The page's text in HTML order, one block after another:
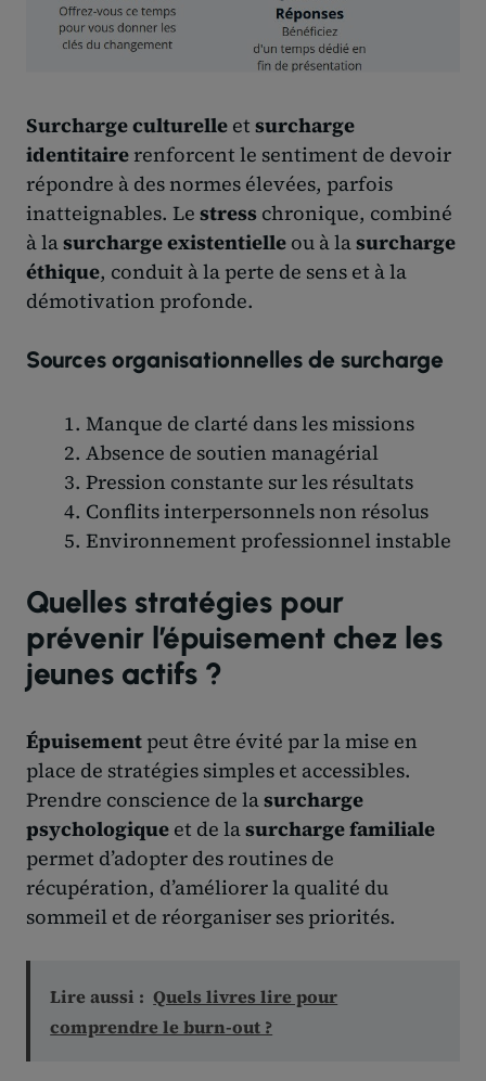
Surcharge culturelle et surcharge
identitairerenforcent le sentiment de devoir
répondre à des normes élevées, parfois
inatteignables. Le stress chronique, combiné
à lasurcharge existentielle ou à lasurcharge
éthique, conduit à la perte de sens et à la
démotivation profonde.
Sources organisationnelles de surcharge
Manque de clarté dans les missions
Absence de soutien managérial
Pression constante sur les résultats
Conflits interpersonnels non résolus
Environnement professionnel instable
Quelles stratégies pour
prévenir l’épuisement chez les
jeunes actifs ?
Épuisement peut être évité par la mise en
place de stratégies simples et accessibles.
Prendre conscience de lasurcharge
psychologique et de lasurcharge familiale
permet d’adopter des routines de
récupération, d’améliorer la qualité du
sommeil et de réorganiser ses priorités.
Lire aussi : Quels livres lire pour
comprendre le burn-out ?